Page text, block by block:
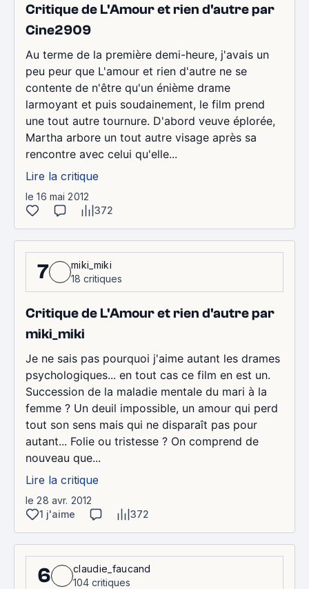
Critique de L'Amour et rien d'autre par
Cine2909
Au terme de la première demi-heure, j'avais un
peu peur que L'amour et rien d'autre ne se
contente de n'être qu'un énième drame
larmoyant et puis soudainement, le film prend
une tout autre tournure. D'abord veuve éplorée,
Martha arbore un tout autre visage après sa
rencontre avec celui qu'elle...
Lire la critique
le 16 mai 2012
372
7
miki_miki
18 critiques
Critique de L'Amour et rien d'autre par
miki_miki
Je ne sais pas pourquoi j'aime autant les drames
psychologiques... en tout cas ce film en est un.
Succession de la maladie mentale du mari à la
femme ? Un deuil impossible, un amour qui perd
tout son sens mais qui ne disparaît pas pour
autant... Folie ou tristesse ? On comprend de
nouveau que...
Lire la critique
le 28 avr. 2012
1 j'aime
372
6
claudie_faucand
104 critiques